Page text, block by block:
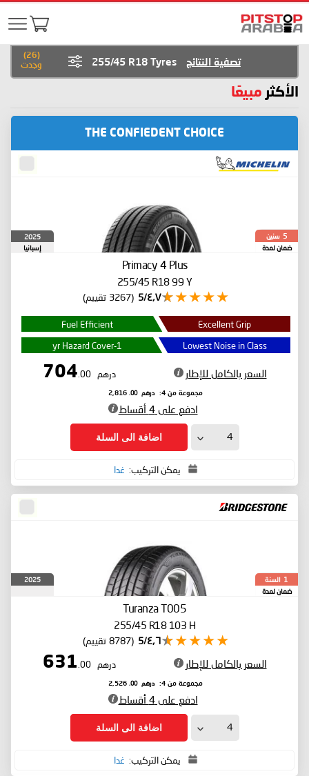
(
26
)
وجدت
تصفية النتائج 255/45 R18 Tyres
الأكثر مبيعًا
THE CONFIEDENT CHOICE
5 سنين
ضمان لمدة
2025
إسبانيا
Primacy 4 Plus
255/45 R18 99 Y
٤٫٧/5 (3267 تقييم)
Excellent Grip
Fuel Efficient
Lowest Noise in Class
1-yr Hazard Cover
السعر بالكامل للإطار درهم 704
.00
مجموعة من 4: درهم 2,816
.00
ادفع على 4 أقساط
اضافة الى السلة
يمكن التركيب: غدا
1 السنة
ضمان لمدة
2025
Turanza T005
255/45 R18 103 H
٤٫٦/5 (8787 تقييم)
السعر بالكامل للإطار درهم 631
.00
مجموعة من 4: درهم 2,526
.00
ادفع على 4 أقساط
اضافة الى السلة
يمكن التركيب: غدا